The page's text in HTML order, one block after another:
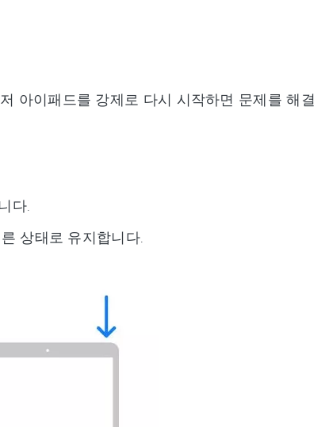
아이패드를 강제로 다시 시작하면 문제를 해결
다.
상태로 유지합니다.